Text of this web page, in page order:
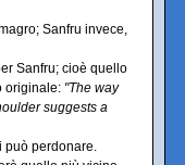
Sanfru invece,
Sanfru; cioè quello
originale: "The way
suggests a
perdonare.